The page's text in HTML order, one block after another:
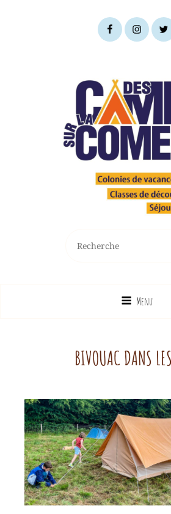
Colonies De Vacances, Classes De
Menu
BIVOUAC DANS